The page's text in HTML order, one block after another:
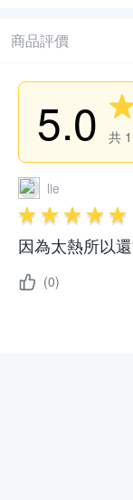
商品評價
5.0 共 1
lie
因為太熱所以
(0)